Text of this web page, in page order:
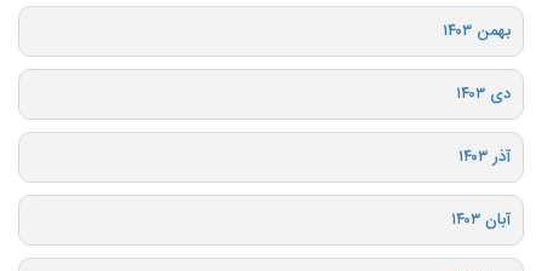
بهمن ۱۴۰۳
دی ۱۴۰۳
آذر ۱۴۰۳
آبان ۱۴۰۳